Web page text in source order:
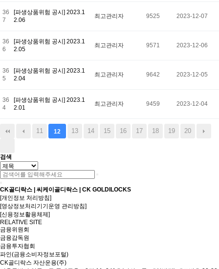
36
7
[파생상품위험 공시] 2023.1
2.06
최고관리자 9525 2023-12-07
36
6
[파생상품위험 공시] 2023.1
2.05
최고관리자 9571 2023-12-06
36
5
[파생상품위험 공시] 2023.1
2.04
최고관리자 9642 2023-12-05
36
4
[파생상품위험 공시] 2023.1
2.01
최고관리자 9459 2023-12-04
11 12 13 14 15 16 17 18 19 20
검색
CK골디락스 | 씨케이골디락스 | CK GOLDILOCKS
[개인정보 처리방침]
[영상정보처리기기운영 관리방침]
[신용정보활용체제]
RELATIVE SITE
금융위원회
금융감독원
금융투자협회
파인(금융소비자정보포털)
CK골디락스 자산운용(주)